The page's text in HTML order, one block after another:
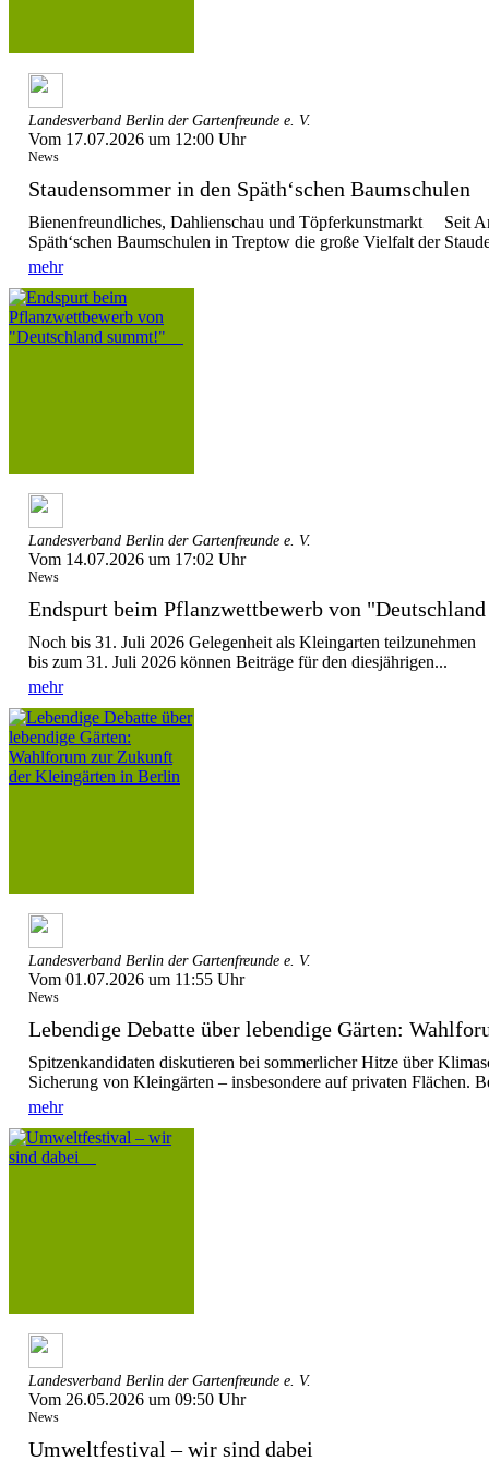
Landesverband Berlin der Gartenfreunde e. V.
Vom 17.07.2026 um 12:00 Uhr
News
Staudensommer in den Späth‘schen
Bienenfreundliches, Dahlienschau und Töpferkunstmarkt Seit
Späth‘schen Baumschulen in Treptow die große Vielfalt der
mehr
Landesverband Berlin der Gartenfreunde e. V.
Vom 14.07.2026 um 17:02 Uhr
News
Endspurt beim Pflanzwettbewerb von
Noch bis 31. Juli 2026 Gelegenheit als Kleingarten
bis zum 31. Juli 2026 können Beiträge für den diesjährigen...
mehr
Landesverband Berlin der Gartenfreunde e. V.
Vom 01.07.2026 um 11:55 Uhr
News
Lebendige Debatte über lebendige Gärten:
Spitzenkandidaten diskutieren bei sommerlicher Hitze über
Sicherung von Kleingärten – insbesondere auf privaten Flächen.
mehr
Landesverband Berlin der Gartenfreunde e. V.
Vom 26.05.2026 um 09:50 Uhr
News
Umweltfestival – wir sind dabei